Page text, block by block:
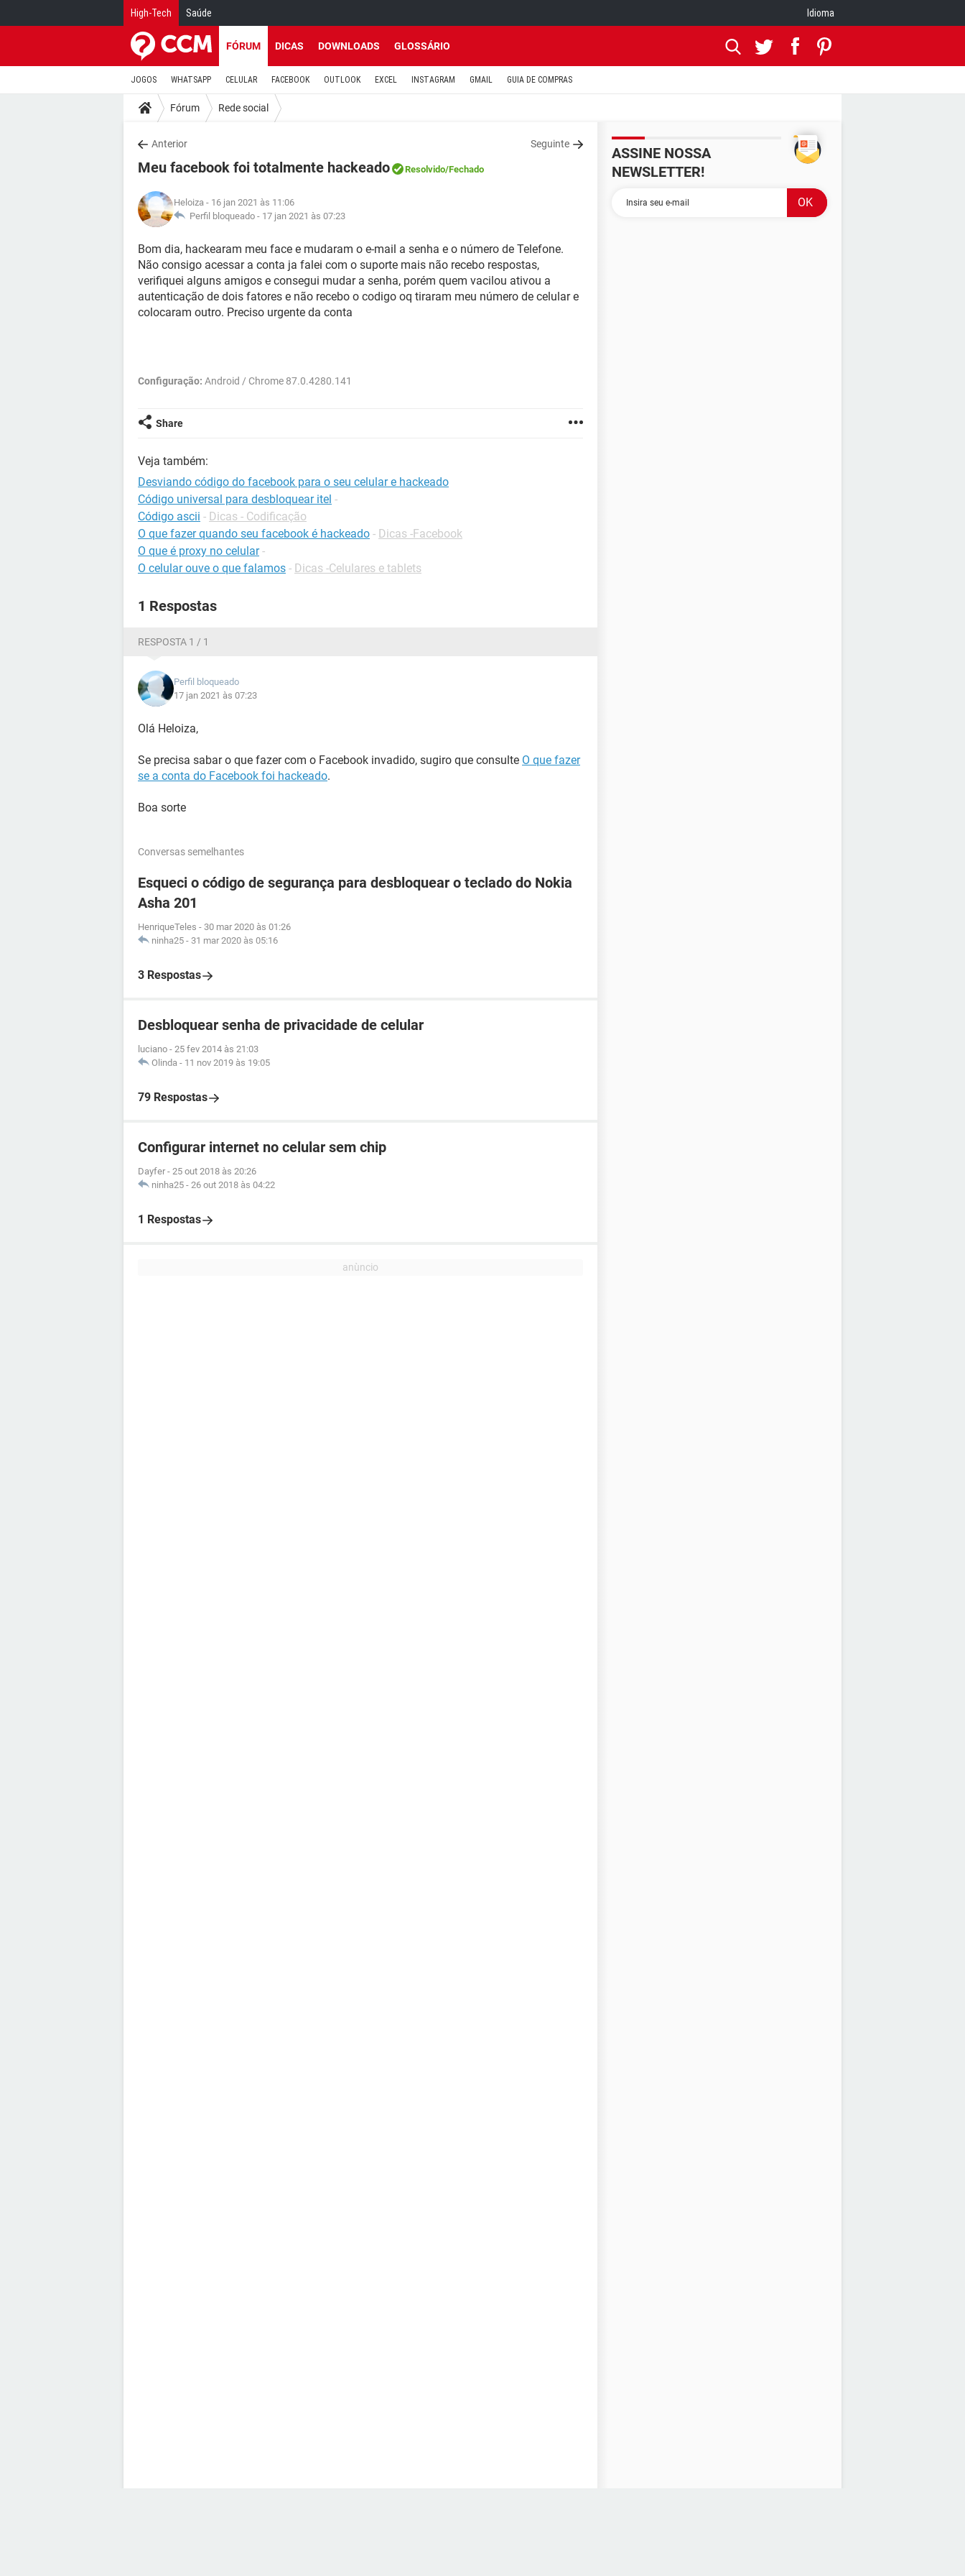
High-Tech Saúde Idioma
FÓRUM DICAS DOWNLOADS GLOSSÁRIO
JOGOS WHATSAPP CELULAR FACEBOOK OUTLOOK EXCEL INSTAGRAM GMAIL GUIA DE COMPRAS
Fórum Rede social
Anterior Seguinte
Meu facebook foi totalmente hackeado Resolvido/Fechado
Heloiza - 16 jan 2021 às 11:06
Perfil bloqueado - 17 jan 2021 às 07:23
Bom dia, hackearam meu face e mudaram o e-mail a senha e o número de Telefone.
Não consigo acessar a conta ja falei com o suporte mais não recebo respostas,
verifiquei alguns amigos e consegui mudar a senha, porém quem vacilou ativou a
autenticação de dois fatores e não recebo o codigo oq tiraram meu número de celular e
colocaram outro. Preciso urgente da conta
Configuração: Android / Chrome 87.0.4280.141
Share
Veja também:
Desviando código do facebook para o seu celular e hackeado
Código universal para desbloquear itel -
Código ascii - Dicas - Codificação
O que fazer quando seu facebook é hackeado - Dicas -Facebook
O que é proxy no celular -
O celular ouve o que falamos - Dicas -Celulares e tablets
1 Respostas
RESPOSTA 1 / 1
Perfil bloqueado
17 jan 2021 às 07:23
Olá Heloiza,
Se precisa sabar o que fazer com o Facebook invadido, sugiro que consulte O que fazer
se a conta do Facebook foi hackeado.
Boa sorte
Conversas semelhantes
Esqueci o código de segurança para desbloquear o teclado do Nokia
Asha 201
HenriqueTeles - 30 mar 2020 às 01:26
ninha25 - 31 mar 2020 às 05:16
3 Respostas
Desbloquear senha de privacidade de celular
luciano - 25 fev 2014 às 21:03
Olinda - 11 nov 2019 às 19:05
79 Respostas
Configurar internet no celular sem chip
Dayfer - 25 out 2018 às 20:26
ninha25 - 26 out 2018 às 04:22
1 Respostas
ASSINE NOSSA
NEWSLETTER!